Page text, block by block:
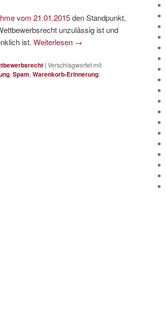
vom 21.01.2015den Standpunkt,
unzulässig ist und
ist. Weiterlesen →
| Verschlagwortet mit
, Spam, Warenkorb-Erinnerung,